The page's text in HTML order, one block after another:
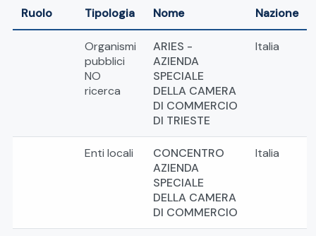
Ruolo Tipologia Nome Nazione
Organismi
pubblici
NO
ricerca
ARIES -
AZIENDA
SPECIALE
DELLA CAMERA
DI COMMERCIO
DI TRIESTE
Italia
Enti locali
CONCENTRO
AZIENDA
SPECIALE
DELLA CAMERA
DI COMMERCIO
Italia